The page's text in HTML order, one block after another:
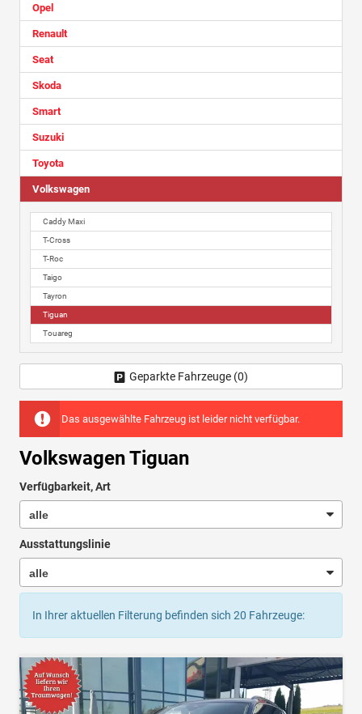
Das ausgewählte Fahrzeug ist leider nicht verfügbar.
Volkswagen Tiguan
Verfügbarkeit, Art
Ausstattungslinie
In Ihrer aktuellen Filterung befinden sich 20 Fahrzeuge:
Opel
Renault
Seat
Skoda
Smart
Suzuki
Toyota
Volkswagen
Caddy Maxi
T-Cross
T-Roc
Taigo
Tayron
Tiguan
Touareg
Geparkte Fahrzeuge (0)